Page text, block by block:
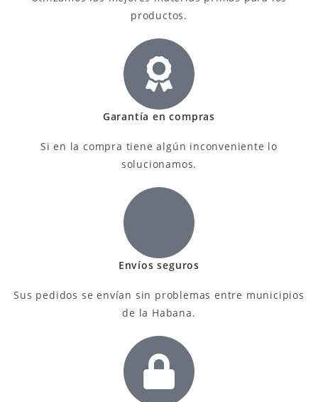
productos.
Garantía en compras
Si en la compra tiene algún inconveniente lo
solucionamos.
Envíos seguros
Sus pedidos se envían sin problemas entre municipios
de la Habana.